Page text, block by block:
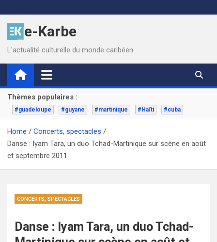
to
contente-Karbe
L'actualité culturelle du monde caribéen
Thèmes populaires :
#guadeloupe #guyane #martinique #Haïti #cuba
Home
Concerts, spectacles
Danse : Iyam Tara, un duo Tchad-Martinique sur scène en août
et septembre 2011
CONCERTS, SPECTACLES
Danse : Iyam Tara, un duo Tchad-